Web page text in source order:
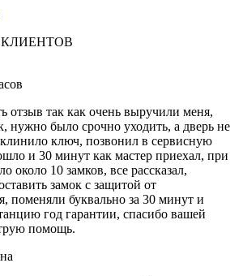
отзыв так как очень выручили меня,
нужно было срочно уходить, а дверь не
ключ, позвонил в сервисную
и 30 минут как мастер приехал, при
около 10 замков, все рассказал,
замок с защитой от
поменяли буквально за 30 минут и
год гарантии, спасибо вашей
помощь.